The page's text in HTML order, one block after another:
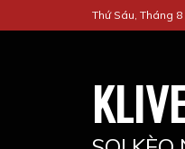
to
Thứ Sáu, Tháng 8